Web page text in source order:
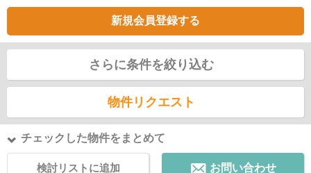
新規会員登録する
さらに条件を絞り込む
物件リクエスト
チェックした物件をまとめて
検討リストに追加 お問い合わせ